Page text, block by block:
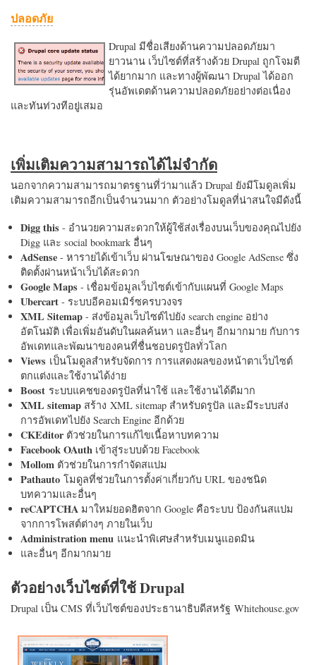
ปลอดภัย
Drupal มีชื่อเสียงด้านความปลอดภัยมา
ยาวนาน เว็บไซต์ที่สร้างด้วย Drupal ถูกโจมตี
ได้ยากมาก และทางผู้พัฒนา Drupal ได้ออก
รุ่นอัพเดตด้านความปลอดภัยอย่างต่อเนื่อง
และทันท่วงทีอยู่เสมอ
เพิ่มเติมความสามารถได้ไม่จำกัด
นอกจากความสามารถมาตรฐานที่ว่ามาแล้ว Drupal ยังมีโมดูลเพิ่ม
เติมความสามารถอีกเป็นจำนวนมาก ตัวอย่างโมดูลที่น่าสนใจมีดังนี้
Digg this - อำนวยความสะดวกให้ผู้ใช้ส่งเรื่องบนเว็บของคุณไปยัง
Digg และ social bookmark อื่นๆ
AdSense - หารายได้เข้าเว็บ ผ่านโฆษณาของ Google AdSense ซึ่ง
ติดตั้งผ่านหน้าเว็บได้สะดวก
Google Maps - เชื่อมข้อมูลเว็บไซต์เข้ากับแผนที่ Google Maps
Ubercart - ระบบอีคอมเมิร์ซครบวงจร
XML Sitemap - ส่งข้อมูลเว็บไซต์ไปยัง search engine อย่าง
อัตโนมัติ เพื่อเพิ่มอันดับในผลค้นหา และอื่นๆ อีกมากมาย กับการ
อัพเดทและพัฒนาของคนที่ชื่นชอบดรูปัลทั่วโลก
Views เป็นโมดูลสำหรับจัดการ การแสดงผลของหน้าตาเว็บไซต์
ตกแต่งและใช้งานได้ง่าย
Boost ระบบแคชของดรูปัลที่น่าใช้ และใช้งานได้ดีมาก
XML sitemap สร้าง XML sitemap สำหรับดรูปัล และมีระบบส่ง
การอัพเดทไปยัง Search Engine อีกด้วย
CKEditorตัวช่วยในการแก้ไขเนื้อหาบทความ
Facebook OAuth เข้าสู่ระบบด้วย Facebook
Mollom ตัวช่วยในการกำจัดสแปม
Pathauto โมดูลที่ช่วยในการตั้งค่าเกี่ยวกับ URL ของชนิด
บทความและอื่นๆ
reCAPTCHA มาใหม่ยอดฮิตจาก Google คือระบบ ป้องกันสแปม
จากการโพสต์ต่างๆ ภายในเว็บ
Administration menu แนะนำพิเศษสำหรับเมนูแอดมิน
และอื่นๆ อีกมากมาย
ตัวอย่างเว็บไซต์ที่ใช้ Drupal
Drupal เป็น CMS ที่เว็บไซต์ของประธานาธิบดีสหรัฐ Whitehouse.gov